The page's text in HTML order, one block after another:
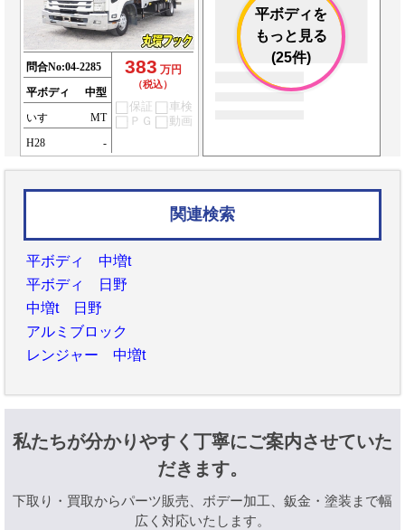
問合No:04-2285
平ボディ
中型
いすゞ
MT
H28
-
383 万円
（税込）
保証
車検
ＰＧ
動画
平ボディを
もっと見る
(25件)
関連検索
平ボディ 中増t
平ボディ 日野
中増t 日野
アルミブロック
レンジャー 中増t
私たちが分かりやすく丁寧にご案内させていた
だきます。
下取り・買取からパーツ販売、ボデー加工、鈑金・塗装まで幅
広く対応いたします。